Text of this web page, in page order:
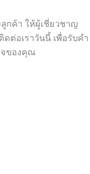
กค้า ให้ผู้เชี่ยวชาญ
ต่อเราวันนี้ เพื่อรับคำ
จของคุณ